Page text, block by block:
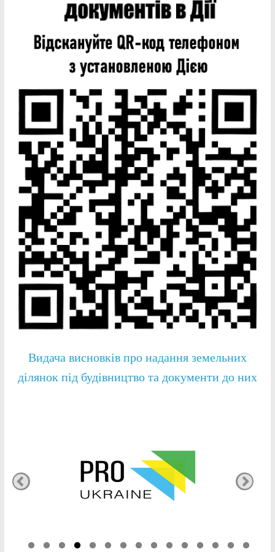
Видача висновків про надання земельних
ділянок під будівництво та документи до них